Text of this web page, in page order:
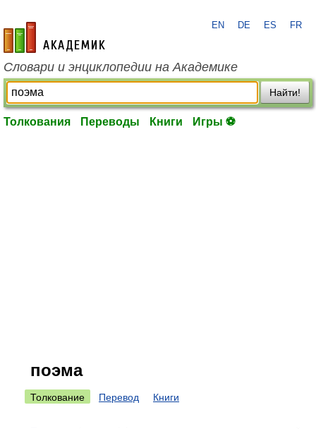
academic.ru
EN DE ES FR
Словари и энциклопедии на Академике
Найти!
Толкования Переводы Книги Игры ⚽
поэма
Толкование Перевод Книги